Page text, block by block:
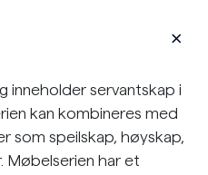
inneholder servantskap i
kan kombineres med
som speilskap, høyskap,
Møbelserien har et